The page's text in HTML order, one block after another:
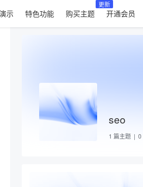
示 特色功能 购买主题
更新
开通会员
seo
1 篇主题 | 0